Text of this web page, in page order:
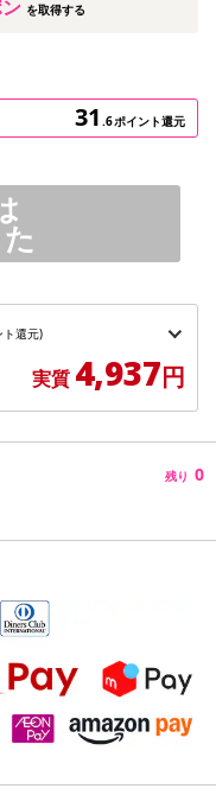
を取得する
31 .6ポイント還元
ト還元)
実質 4,937円
残り 0